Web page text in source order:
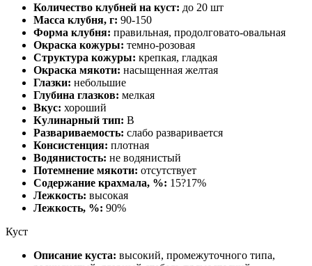
Количество клубней на куст: до 20 шт
Масса клубня, г: 90-150
Форма клубня: правильная, продолговато-овальная
Окраска кожуры: темно-розовая
Структура кожуры: крепкая, гладкая
Окраска мякоти: насыщенная желтая
Глазки: небольшие
Глубина глазков: мелкая
Вкус: хороший
Кулинарный тип: B
Развариваемость: слабо разваривается
Консистенция: плотная
Водянистость: не водянистый
Потемнение мякоти: отсутствует
Содержание крахмала, %: 15?17%
Лежкость: высокая
Лежкость, %: 90%
Куст
Описание куста: высокий, промежуточного типа,